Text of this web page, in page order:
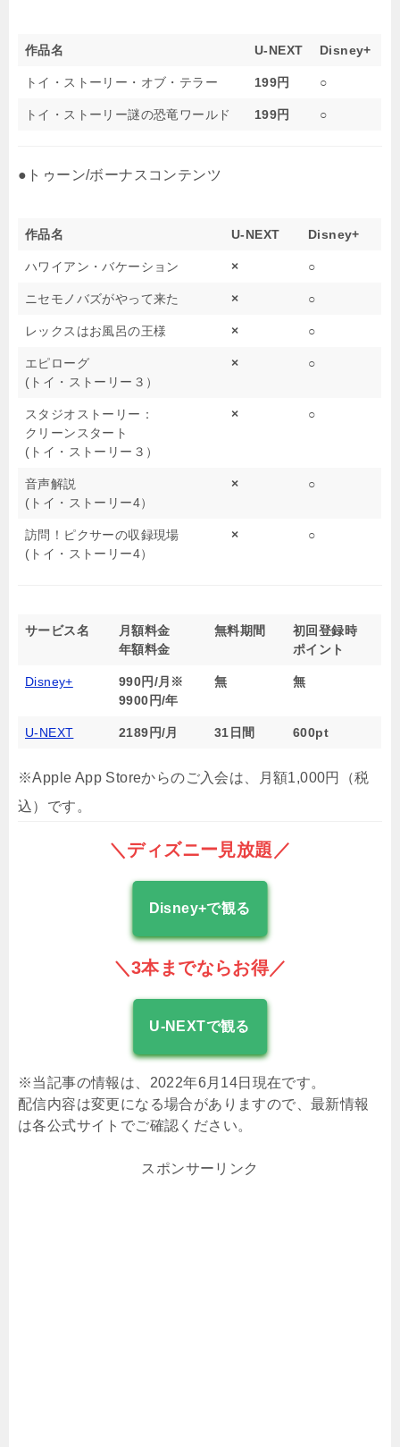
作品名 U-NEXT Disney+
トイ・ストーリー・オブ・テラー 199円 ○
トイ・ストーリー謎の恐竜ワールド 199円 ○
●トゥーン/ボーナスコンテンツ
作品名 U-NEXT Disney+
ハワイアン・バケーション × ○
ニセモノバズがやって来た × ○
レックスはお風呂の王様 × ○
エピローグ
(トイ・ストーリー３）
× ○
スタジオストーリー：
クリーンスタート
(トイ・ストーリー３）
× ○
音声解説
(トイ・ストーリー4）
× ○
訪問！ピクサーの収録現場
(トイ・ストーリー4）
× ○
サービス名
月額料金
年額料金
無料期間
初回登録時
ポイント
Disney+
990円/月※
9900円/年
無 無
U-NEXT 2189円/月 31日間 600pt
※Apple App Storeからのご入会は、月額1,000円（税
込）です。
＼ディズニー見放題／
Disney+で観る
＼3本までならお得／
U-NEXTで観る
※当記事の情報は、2022年6月14日現在です。
配信内容は変更になる場合がありますので、最新情報
は各公式サイトでご確認ください。
スポンサーリンク